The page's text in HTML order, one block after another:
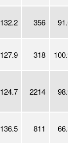
132.2 356 91.0
127.9 318 100.9
124.7 2214 98.9
136.5 811 66.3